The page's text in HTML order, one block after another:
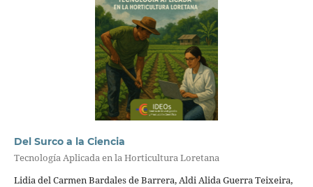
Del Surco a la Ciencia
Tecnología Aplicada en la Horticultura Loretana
Lidia del Carmen Bardales de Barrera, Aldi Alida Guerra Teixeira,